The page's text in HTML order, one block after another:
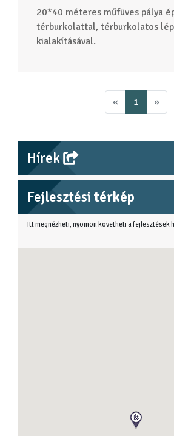
20*40 méteres műfüves pálya
térburkolattal, térburkolatos
kialakításával.
« 1 »
Hírek
Fejlesztési térkép
Itt megnézheti, nyomon követheti a fejlesztések